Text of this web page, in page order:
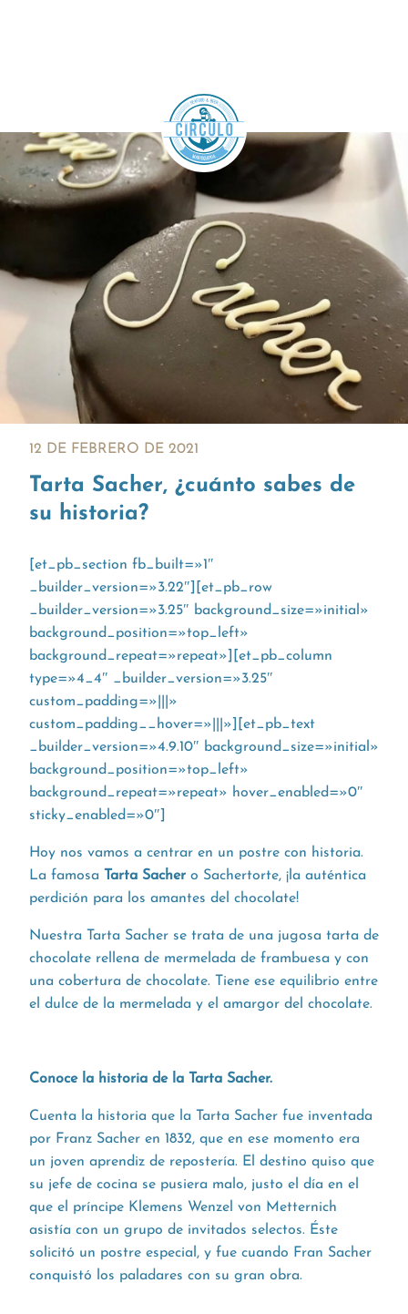
12 DE FEBRERO DE 2021
Tarta Sacher, ¿cuánto sabes de
su historia?
[et_pb_section fb_built=»1″
_builder_version=»3.22″][et_pb_row
_builder_version=»3.25″ background_size=»initial»
background_position=»top_left»
background_repeat=»repeat»][et_pb_column
type=»4_4″ _builder_version=»3.25″
custom_padding=»|||»
custom_padding__hover=»|||»][et_pb_text
_builder_version=»4.9.10″ background_size=»initial»
background_position=»top_left»
background_repeat=»repeat» hover_enabled=»0″
sticky_enabled=»0″]
Hoy nos vamos a centrar en un postre con historia.
La famosa Tarta Sacher o Sachertorte, ¡la auténtica
perdición para los amantes del chocolate!
Nuestra Tarta Sacher se trata de una jugosa tarta de
chocolate rellena de mermelada de frambuesa y con
una cobertura de chocolate. Tiene ese equilibrio entre
el dulce de la mermelada y el amargor del chocolate.
Conoce la historia de la Tarta Sacher.
Cuenta la historia que la Tarta Sacher fue inventada
por Franz Sacher en 1832, que en ese momento era
un joven aprendiz de repostería. El destino quiso que
su jefe de cocina se pusiera malo, justo el día en el
que el príncipe Klemens Wenzel von Metternich
asistía con un grupo de invitados selectos. Éste
solicitó un postre especial, y fue cuando Fran Sacher
conquistó los paladares con su gran obra.